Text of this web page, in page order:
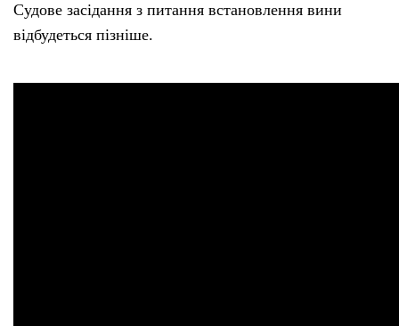
Судове засідання з питання встановлення вини
відбудеться пізніше.